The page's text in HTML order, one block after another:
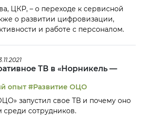
ЦКР, – о переходе к сервисной
о развитии цифровизации,
и работе с персоналом.
ТВ в «Норникель —
опыт #Развитие ОЦО
запустил свое ТВ и почему оно
среди сотрудников.